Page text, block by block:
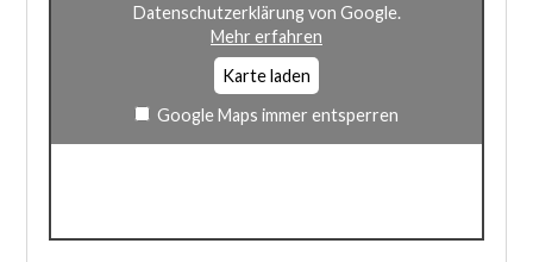
Datenschutzerklärung von Google.
Mehr erfahren
Karte laden
Google Maps immer entsperren